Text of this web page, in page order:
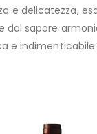
e delicatezza,
sapore
e indimenticabile.